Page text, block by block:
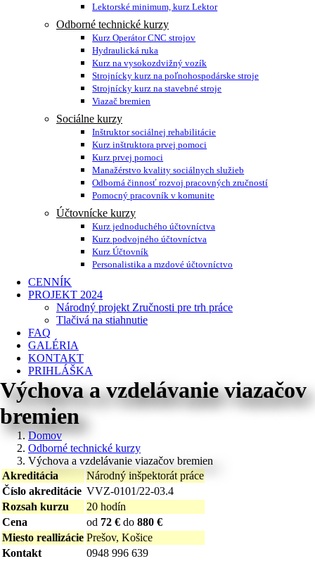
Lektorské minimum, kurz Lektor
Odborné technické kurzy
Kurz Operátor CNC strojov
Hydraulická ruka
Kurz na vysokozdvižný vozík
Strojnícky kurz na poľnohospodárske stroje
Strojnícky kurz na stavebné stroje
Viazač bremien
Sociálne kurzy
Inštruktor sociálnej rehabilitácie
Kurz inštruktora prvej pomoci
Kurz prvej pomoci
Manažérstvo kvality sociálnych služieb
Odborná činnosť rozvoj pracovných zručností
Pomocný pracovník v komunite
Účtovnícke kurzy
Kurz jednoduchého účtovníctva
Kurz podvojného účtovníctva
Kurz Účtovník
Personalistika a mzdové účtovníctvo
CENNÍK
PROJEKT 2024
Národný projekt Zručnosti pre trh práce
Tlačivá na stiahnutie
FAQ
GALÉRIA
KONTAKT
PRIHLÁŠKA
Výchova a vzdelávanie viazačov
bremien
Domov
Odborné technické kurzy
Výchova a vzdelávanie viazačov bremien
Akreditácia
Národný inšpektorát práce
Číslo akreditácie VVZ-0101/22-03.4
Rozsah kurzu
20 hodín
Cena
od 72 € do 880 €
Miesto reallizácie Prešov, Košice
Kontakt
0948 996 639